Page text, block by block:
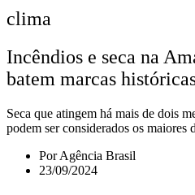
clima
Incêndios e seca na
batem marcas
Seca que atingem há mais de dois
podem ser considerados os maiores
PorAgência Brasil
23/09/2024